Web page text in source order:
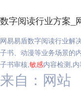
数字阅读行业方案_
网易易盾数字阅读行业解
子书、动漫等业务场景的
子书审核,敏感内容检测,
来自：网站